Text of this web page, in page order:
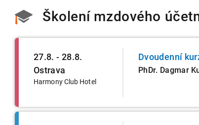
Školení mzdového
27.8. - 28.8.
Ostrava
Harmony Club Hotel
Dvoudenní
PhDr. Dagmar